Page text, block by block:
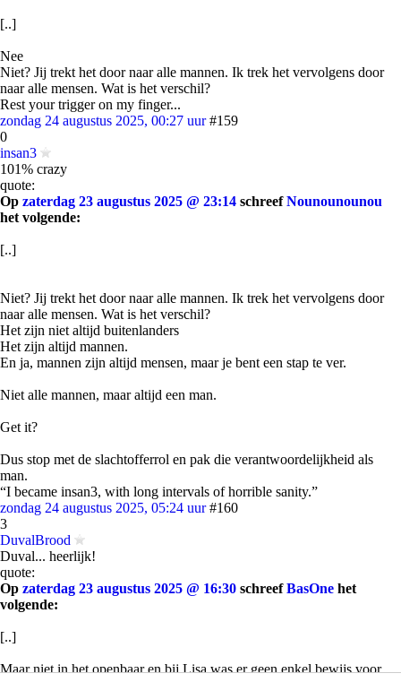
[..]
Nee
Niet? Jij trekt het door naar alle mannen. Ik trek het vervolgens door
naar alle mensen. Wat is het verschil?
Rest your trigger on my finger...
zondag 24 augustus 2025, 00:27 uur #159
0
insan3
101% crazy
quote:
Op zaterdag 23 augustus 2025 @ 23:14 schreefNounounounou
het volgende:
[..]
Niet? Jij trekt het door naar alle mannen. Ik trek het vervolgens door
naar alle mensen. Wat is het verschil?
Het zijn niet altijd buitenlanders
Het zijn altijd mannen.
En ja, mannen zijn altijd mensen, maar je bent een stap te ver.
Niet alle mannen, maar altijd een man.
Get it?
Dus stop met de slachtofferrol en pak die verantwoordelijkheid als
man.
“I became insan3, with long intervals of horrible sanity.”
zondag 24 augustus 2025, 05:24 uur #160
3
DuvalBrood
Duval... heerlijk!
quote:
Op zaterdag 23 augustus 2025 @ 16:30 schreefBasOne het
volgende:
[..]
Maar niet in het openbaar en bij Lisa was er geen enkel bewijs voor